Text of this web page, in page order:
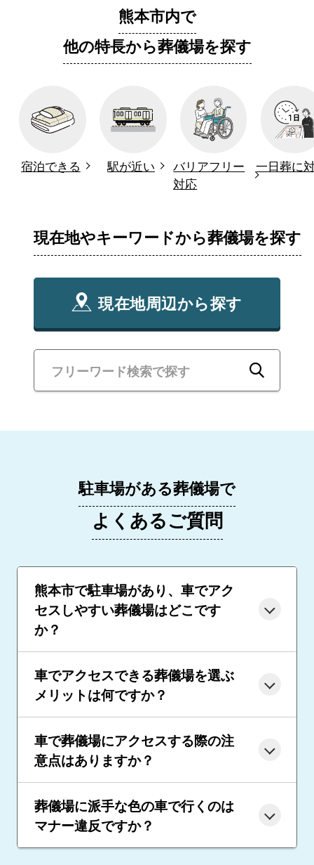
熊本市内で
他の特長から葬儀場を探す
宿泊できる 駅が近い
バリアフリー
対応
一日葬に
現在地やキーワードから葬儀場を探す
現在地周辺から探す
駐車場がある葬儀場で
よくあるご質問
熊本市で駐車場があり、車でアク
セスしやすい葬儀場はどこです
か？
車でアクセスできる葬儀場を選ぶ
メリットは何ですか？
車で葬儀場にアクセスする際の注
意点はありますか？
葬儀場に派手な色の車で行くのは
マナー違反ですか？